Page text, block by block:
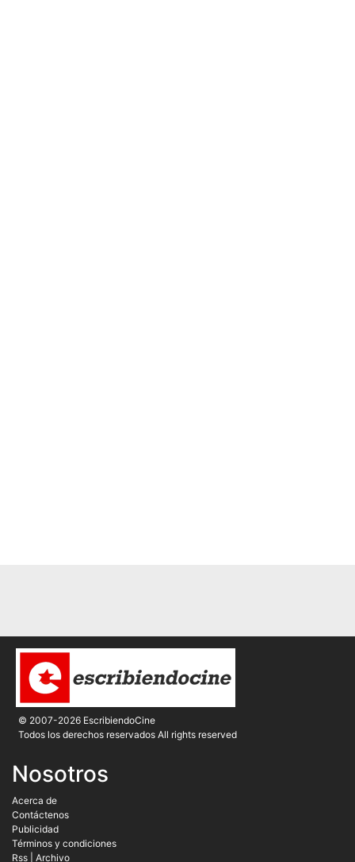
© 2007-2026 EscribiendoCine
Todos los derechos reservados All rights reserved
Nosotros
Acerca de
Contáctenos
Publicidad
Términos y condiciones
Rss
Archivo